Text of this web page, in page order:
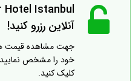
آنلاین رزرو کنید!
جهت مشاهده قیمت ها
خود را مشخص
کلیک کنید.